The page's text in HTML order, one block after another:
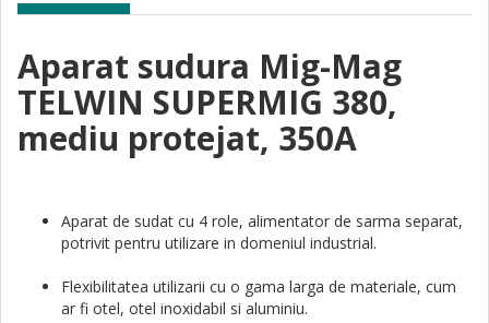
Aparat sudura Mig-Mag
TELWIN SUPERMIG 380,
mediu protejat, 350A
Aparat de sudat cu 4 role, alimentator de sarma separat,
potrivit pentru utilizare in domeniul industrial.
Flexibilitatea utilizarii cu o gama larga de materiale, cum
ar fi otel, otel inoxidabil si aluminiu.